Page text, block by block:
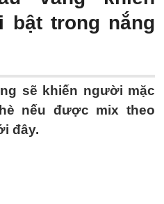
bật trong nắng
sẽ khiến người mặc
nếu được mix theo
đây.